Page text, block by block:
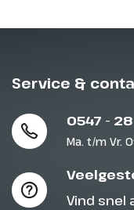
Service &
0547 -
Ma. t/m Vr.
Vind snel